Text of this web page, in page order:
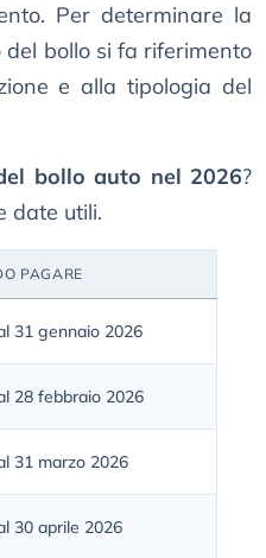
Per determinare la
bollo si fa riferimento
e alla tipologia del
bollo auto nel 2026?
date utili.
PAGARE
31 gennaio 2026
28 febbraio 2026
31 marzo 2026
30 aprile 2026